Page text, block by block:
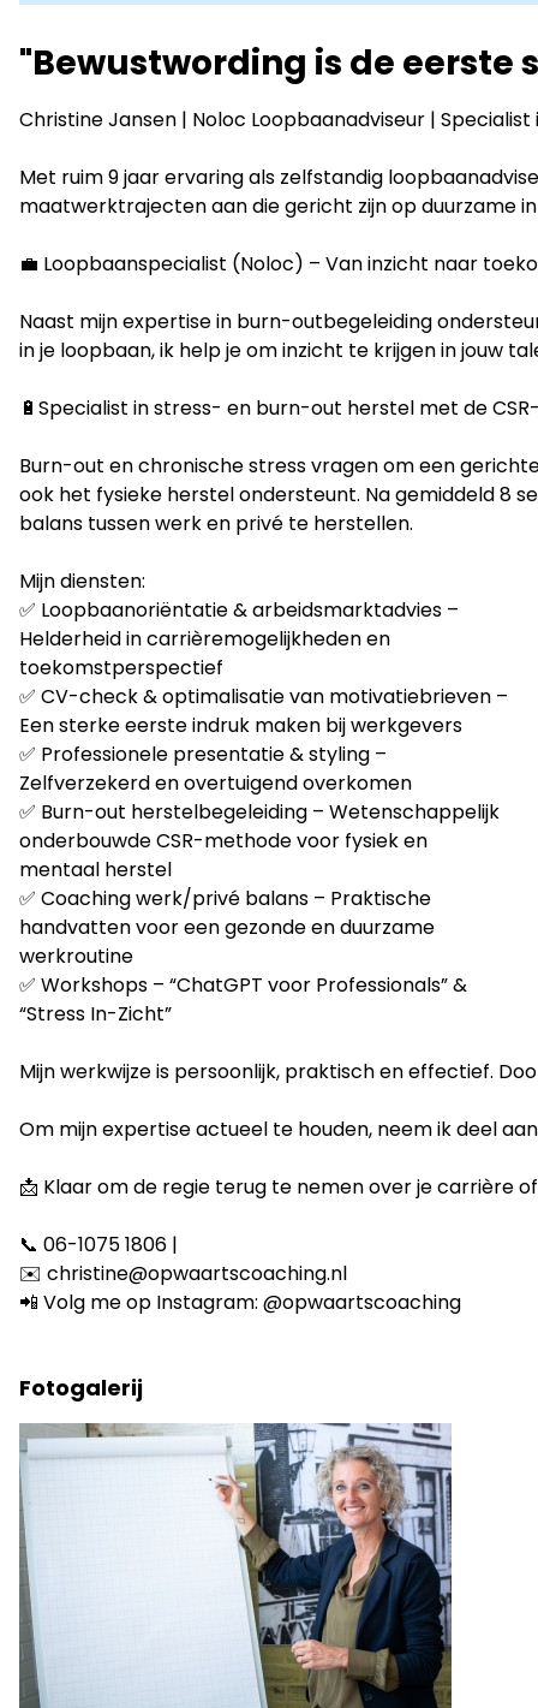
"Bewustwording is de
Christine Jansen | Noloc Loopbaanadviseur |
Met ruim 9 jaar ervaring als zelfstandig
maatwerktrajecten aan die gericht zijn op duurzame
💼 Loopbaanspecialist (Noloc) – Van inzicht naar
Naast mijn expertise in burn-outbegeleiding
in je loopbaan, ik help je om inzicht te krijgen in jouw
🔋Specialist in stress- en burn-out herstel met de
Burn-out en chronische stress vragen om een
ook het fysieke herstel ondersteunt. Na gemiddeld 8
balans tussen werk en privé te herstellen.
Mijn diensten:
✅ Loopbaanoriëntatie & arbeidsmarktadvies –
Helderheid in carrièremogelijkheden en
toekomstperspectief
✅ CV-check & optimalisatie van motivatiebrieven –
Een sterke eerste indruk maken bij werkgevers
✅ Professionele presentatie & styling –
Zelfverzekerd en overtuigend overkomen
✅ Burn-out herstelbegeleiding – Wetenschappelijk
onderbouwde CSR-methode voor fysiek en
mentaal herstel
✅ Coaching werk/privé balans – Praktische
handvatten voor een gezonde en duurzame
werkroutine
✅ Workshops – “ChatGPT voor Professionals” &
“Stress In-Zicht”
Mijn werkwijze is persoonlijk, praktisch en effectief.
Om mijn expertise actueel te houden, neem ik deel
📩 Klaar om de regie terug te nemen over je carrière
📞 06-1075 1806 |
✉️ christine@opwaartscoaching.nl
📲 Volg me op Instagram: @opwaartscoaching
Fotogalerij